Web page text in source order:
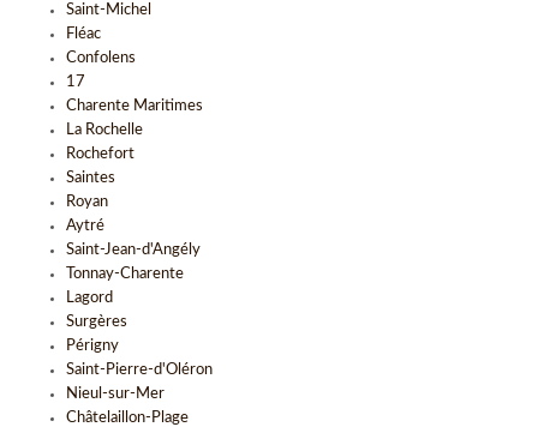
Saint-Michel
Fléac
Confolens
17
Charente Maritimes
La Rochelle
Rochefort
Saintes
Royan
Aytré
Saint-Jean-d'Angély
Tonnay-Charente
Lagord
Surgères
Périgny
Saint-Pierre-d'Oléron
Nieul-sur-Mer
Châtelaillon-Plage